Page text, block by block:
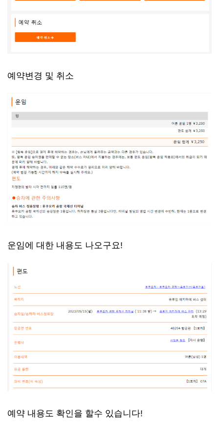
예약변경 및 취소
운임에 대한 내용도 나오구요!
예약 내용도 확인을 할수 있습니다!